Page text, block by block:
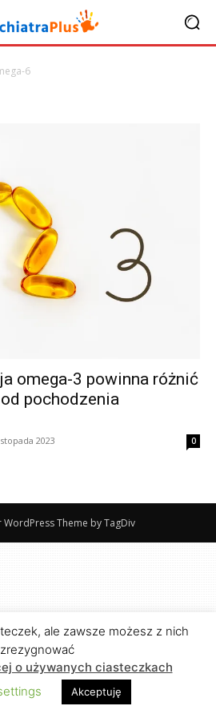
6
omega-3 powinna różnić
pochodzenia
2023 0
Theme by TagDiv
ale zawsze możesz z nich
zrezygnować
o używanych ciasteczkach
Akceptuję